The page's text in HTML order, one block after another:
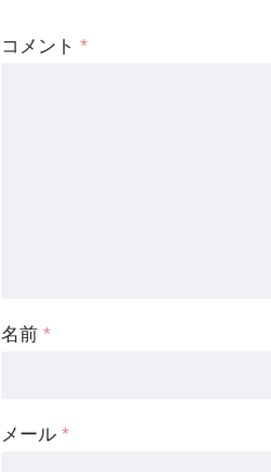
コメント *
名前 *
メール *